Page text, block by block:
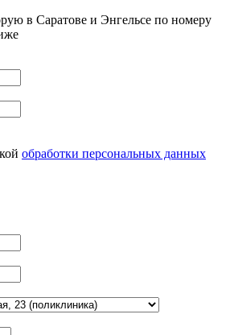
в Саратове и Энгельсе по номеру
обработки персональных данных